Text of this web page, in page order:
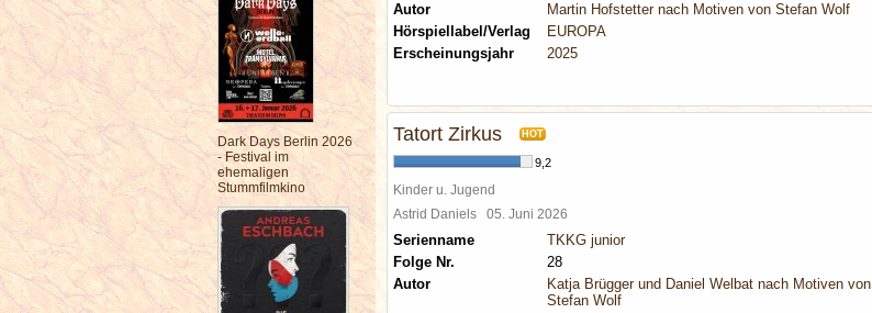
Dark Days Berlin 2026
- Festival im
ehemaligen
Stummfilmkino
Autor
Martin Hofstetter nach Motiven von Stefan Wolf
Hörspiellabel/Verlag
EUROPA
Erscheinungsjahr
2025
Tatort Zirkus HOT
9,2
Kinder u. Jugend
Astrid Daniels 05. Juni 2026
Serienname
TKKG junior
Folge Nr.
28
Autor
Katja Brügger und Daniel Welbat nach Motiven von
Stefan Wolf